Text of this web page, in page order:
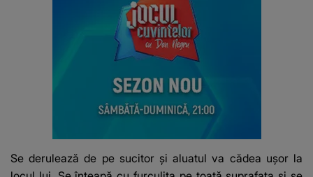
Se derulează de pe sucitor și aluatul va cădea ușor la